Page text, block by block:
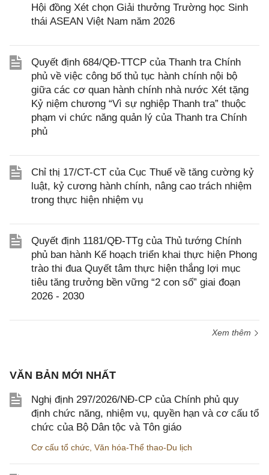
Hội đồng Xét chọn Giải thưởng Trường học Sinh
thái ASEAN Việt Nam năm 2026
Quyết định 684/QĐ-TTCP của Thanh tra Chính
phủ về việc công bố thủ tục hành chính nội bộ
giữa các cơ quan hành chính nhà nước Xét tặng
Kỷ niệm chương “Vì sự nghiệp Thanh tra” thuộc
phạm vi chức năng quản lý của Thanh tra Chính
phủ
Chỉ thị 17/CT-CT của Cục Thuế về tăng cường kỷ
luật, kỷ cương hành chính, nâng cao trách nhiệm
trong thực hiện nhiệm vụ
Quyết định 1181/QĐ-TTg của Thủ tướng Chính
phủ ban hành Kế hoạch triển khai thực hiện Phong
trào thi đua Quyết tâm thực hiện thắng lợi mục
tiêu tăng trưởng bền vững “2 con số” giai đoạn
2026 - 2030
Xem thêm
VĂN BẢN MỚI NHẤT
Nghị định 297/2026/NĐ-CP của Chính phủ quy
định chức năng, nhiệm vụ, quyền hạn và cơ cấu tổ
chức của Bộ Dân tộc và Tôn giáo
Cơ cấu tổ chức Văn hóa-Thể thao-Du lịch